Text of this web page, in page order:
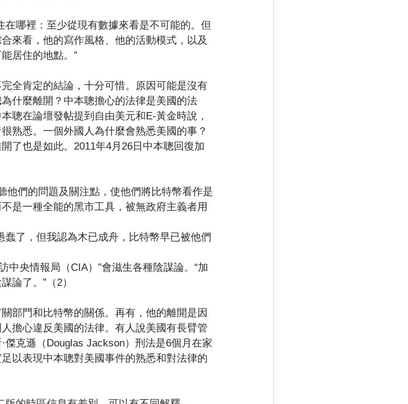
哪裡：至少從現有數據來看是不可能的。但
來看，他的寫作風格、他的活動模式，以及
居住的地點。”
全肯定的結論，十分可惜。原因可能是沒有
什麼離開？中本聰擔心的法律是美國的法
聰在論壇發帖提到自由美元和E-黃金時說，
熟悉。一個外國人為什麼會熟悉美國的事？
了也是如此。2011年4月26日中本聰回復加
他們的問題及關注點，使他們將比特幣看作是
是一種全能的黑市工具，被無政府主義者用
了，但我認為木已成舟，比特幣早已被他們
中央情報局（CIA）”會滋生各種陰謀論。“加
論了。”（2）
部門和比特幣的關係。再有，他的離開是因
擔心違反美國的法律。有人說美國有長臂管
克遜（Douglas Jackson）刑法是6個月在家
以表現中本聰對美國事件的熟悉和對法律的